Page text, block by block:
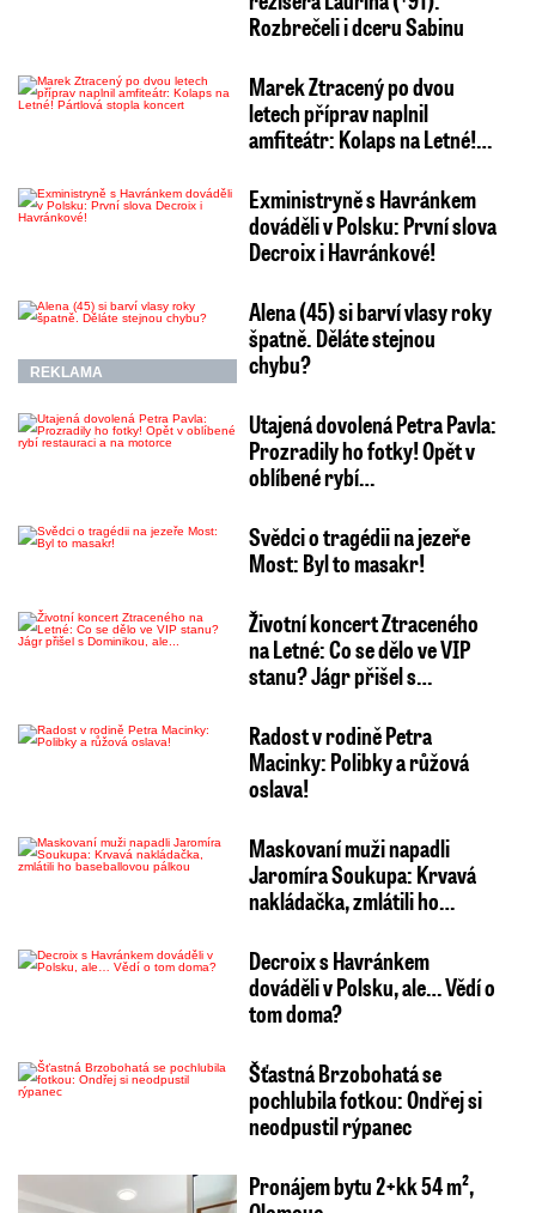
Rozbrečeli i dceru Sabinu
Marek Ztracený po dvou
letech příprav naplnil
amfiteátr: Kolaps na Letné!…
Exministryně s Havránkem
dováděli v Polsku: První slova
Decroix i Havránkové!
REKLAMA
Alena (45) si barví vlasy roky
špatně. Děláte stejnou
chybu?
Utajená dovolená Petra Pavla:
Prozradily ho fotky! Opět v
oblíbené rybí…
Svědci o tragédii na jezeře
Most: Byl to masakr!
Životní koncert Ztraceného
na Letné: Co se dělo ve VIP
stanu? Jágr přišel s…
Radost v rodině Petra
Macinky: Polibky a růžová
oslava!
Maskovaní muži napadli
Jaromíra Soukupa: Krvavá
nakládačka, zmlátili ho…
Decroix s Havránkem
dováděli v Polsku, ale… Vědí o
tom doma?
Šťastná Brzobohatá se
pochlubila fotkou: Ondřej si
neodpustil rýpanec
Pronájem bytu 2+kk 54 m²,